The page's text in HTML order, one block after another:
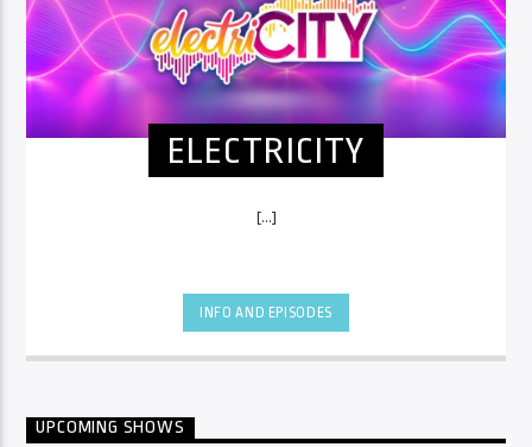
ELECTRICITY
[...]
INFO AND EPISODES
UPCOMING SHOWS